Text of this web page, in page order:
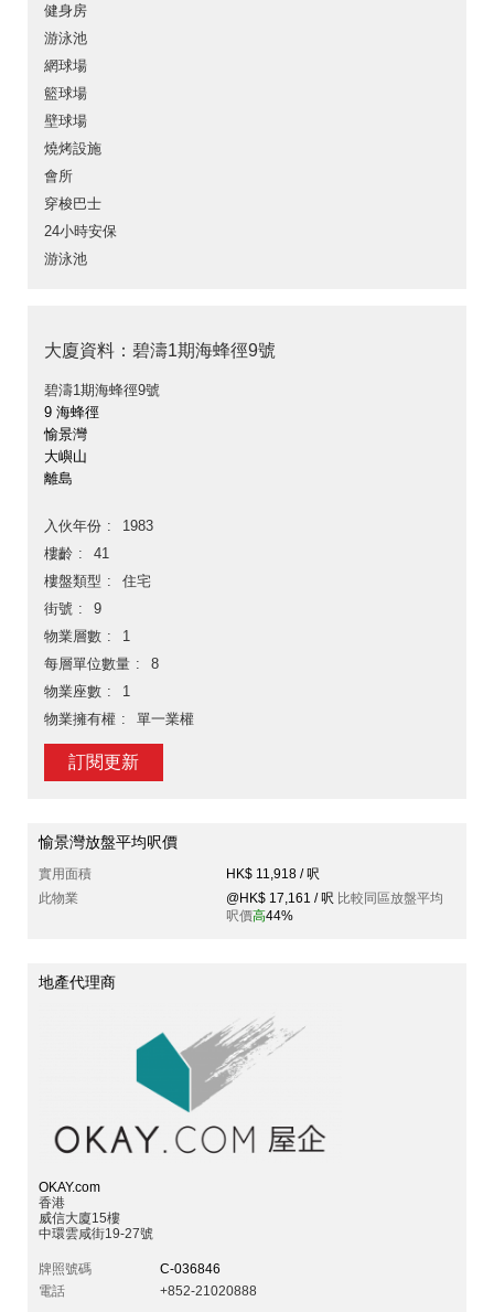
健身房
游泳池
網球場
籃球場
壁球場
燒烤設施
會所
穿梭巴士
24小時安保
游泳池
大廈資料：碧濤1期海蜂徑9號
碧濤1期海蜂徑9號
9 海蜂徑
愉景灣
大嶼山
離島
入伙年份
1983
樓齡
41
樓盤類型
住宅
街號
9
物業層數
1
每層單位數量
8
物業座數
1
物業擁有權
單一業權
訂閱更新
愉景灣放盤平均呎價
實用面積
HK$ 11,918 / 呎
此物業
@HK$ 17,161 / 呎 比較同區放盤平均
呎價高44%
地產代理商
OKAY.com
香港
威信大廈15樓
中環雲咸街19-27號
牌照號碼
C-036846
電話
+852-21020888